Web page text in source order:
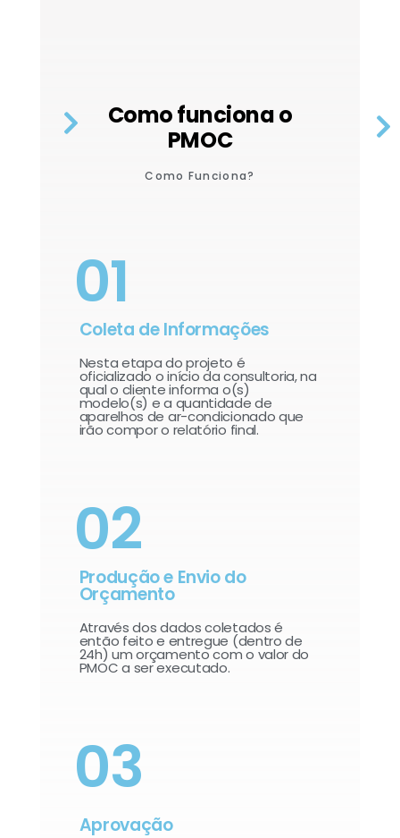
Como funciona o
PMOC
Como Funciona?
01
Coleta de Informações
Nesta etapa do projeto é
oficializado o início da consultoria, na
qual o cliente informa o(s)
modelo(s) e a quantidade de
aparelhos de ar-condicionado que
irão compor o relatório final.​
02
Produção e Envio do
Orçamento
Através dos dados coletados é
então feito e entregue (dentro de
24h) um orçamento com o valor do
PMOC a ser executado.
03
Aprovação